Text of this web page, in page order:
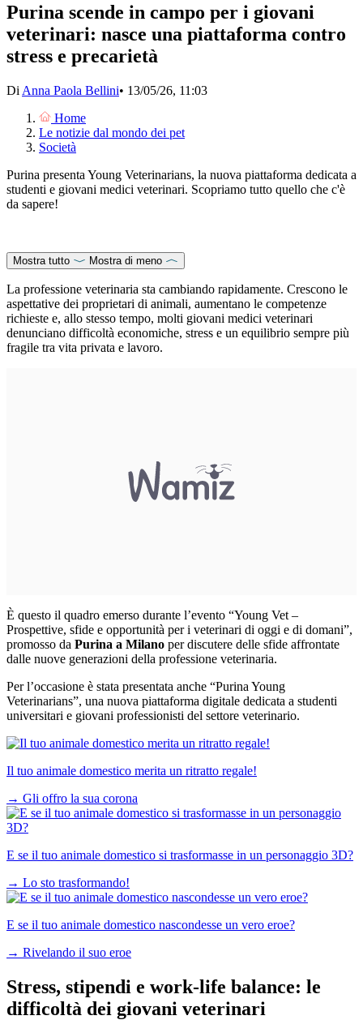
Purina scende in campo per i giovani
veterinari: nasce una piattaforma contro
stress e precarietà
Di Anna Paola Bellini• 13/05/26, 11:03
Home
Le notizie dal mondo dei pet
Società
Purina presenta Young Veterinarians, la nuova piattaforma dedicata a
studenti e giovani medici veterinari. Scopriamo tutto quello che c'è
da sapere!
Mostra tutto Mostra di meno
La professione veterinaria sta cambiando rapidamente. Crescono le
aspettative dei proprietari di animali, aumentano le competenze
richieste e, allo stesso tempo, molti giovani medici veterinari
denunciano difficoltà economiche, stress e un equilibrio sempre più
fragile tra vita privata e lavoro.
È questo il quadro emerso durante l’evento “Young Vet –
Prospettive, sfide e opportunità per i veterinari di oggi e di domani”,
promosso da Purina a Milano per discutere delle sfide affrontate
dalle nuove generazioni della professione veterinaria.
Per l’occasione è stata presentata anche “Purina Young
Veterinarians”, una nuova piattaforma digitale dedicata a studenti
universitari e giovani professionisti del settore veterinario.
Il tuo animale domestico merita un ritratto regale!
→ Gli offro la sua corona
E se il tuo animale domestico si trasformasse in un personaggio 3D?
→ Lo sto trasformando!
E se il tuo animale domestico nascondesse un vero eroe?
→ Rivelando il suo eroe
Stress, stipendi e work-life balance: le
difficoltà dei giovani veterinari